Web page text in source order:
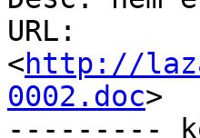
URL:
<http://
0002.doc>
---------